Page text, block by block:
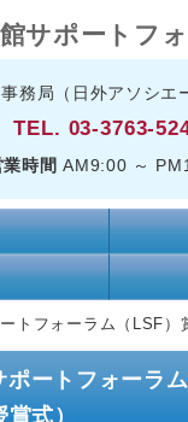
サポートフ
務局（日外アソシエ
TEL. 03-3763-
業時間 AM9:00 ～
トフォーラム（LSF）
ポートフォーラ
式）